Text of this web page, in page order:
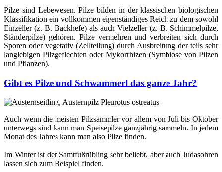
Pilze sind Lebewesen. Pilze bilden in der klassischen biologischen
Klassifikation ein vollkommen eigenständiges Reich zu dem sowohl
Einzeller (z. B. Backhefe) als auch Vielzeller (z. B. Schimmelpilze,
Ständerpilze) gehören. Pilze vermehren und verbreiten sich durch
Sporen oder vegetativ (Zellteilung) durch Ausbreitung der teils sehr
langlebigen Pilzgeflechten oder Mykorrhizen (Symbiose von Pilzen
und Pflanzen).
Gibt es Pilze und Schwammerl das ganze Jahr?
Auch wenn die meisten Pilzsammler vor allem von Juli bis Oktober
unterwegs sind kann man Speisepilze ganzjährig sammeln. In jedem
Monat des Jahres kann man also Pilze finden.
Im Winter ist der Samtfußrübling sehr beliebt, aber auch Judasohren
lassen sich zum Beispiel finden.